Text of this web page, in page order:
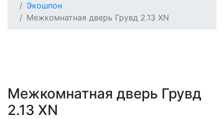
Экошпон
Межкомнатная дверь Грувд 2.13 XN
Межкомнатная дверь Грувд
2.13 XN